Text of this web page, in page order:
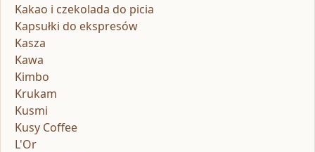
Kakao i czekolada do picia
Kapsułki do ekspresów
Kasza
Kawa
Kimbo
Krukam
Kusmi
Kusy Coffee
L'Or